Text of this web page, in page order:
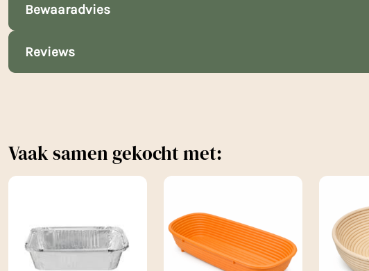
Bewaaradvies
Reviews
Vaak samen gekocht met: